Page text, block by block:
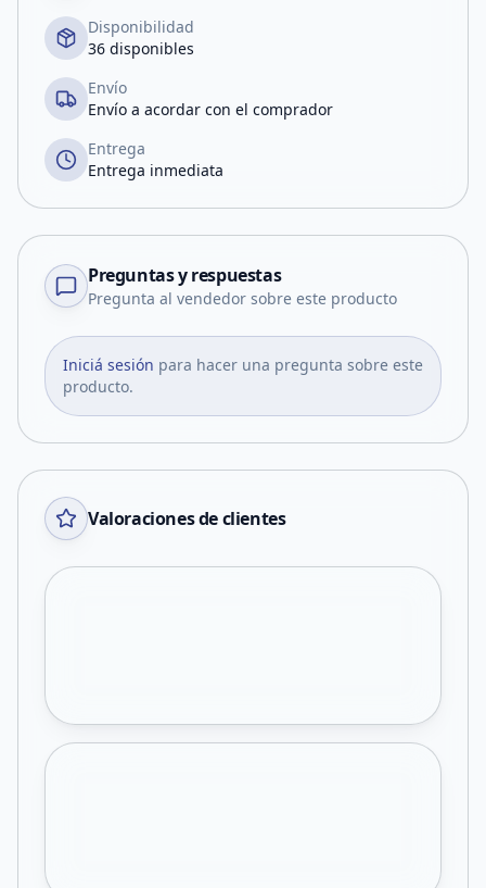
Disponibilidad
36 disponibles
Envío
Envío a acordar con el comprador
Entrega
Entrega inmediata
Preguntas y respuestas
Pregunta al vendedor sobre este producto
Iniciá sesión para hacer una pregunta sobre este
producto.
Valoraciones de clientes